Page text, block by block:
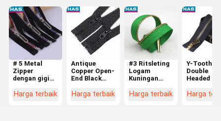
# 5 Metal
Zipper
dengan gigi
jagung
Harga terbaik
Antique
Copper Open-
End Black
untuk
Harga terbaik
#3 Ritsleting
Logam
Kuningan
Ujung Kustom
Harga terbaik
Y-Tooth
Double
Headed
Untuk Baju
Harga